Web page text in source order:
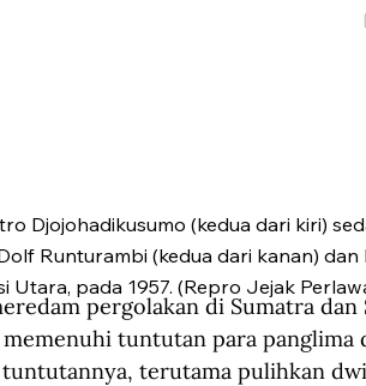
Djojohadikusumo (kedua dari kiri)
Runturambi (kedua dari kanan) dan
Utara, pada 1957. (Repro Jejak
pergolakan di Sumatra
tuntutan para panglima
terutama pulihkan